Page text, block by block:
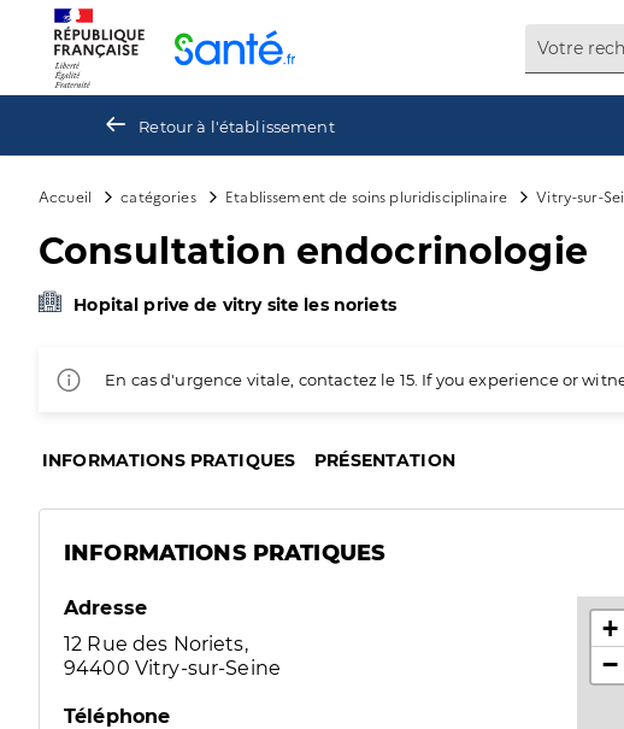
Retour à l'établissement
Accueil catégories Etablissement de soins pluridisciplinaire Vitry-sur-
Consultation endocrinologie
Hopital prive de vitry site les noriets
En cas d'urgence vitale, contactez le 15. If you experience or
INFORMATIONS PRATIQUES PRÉSENTATION
INFORMATIONS PRATIQUES
Adresse
12 Rue des Noriets,
94400 Vitry-sur-Seine
Téléphone
+
−
Panneau de gestion des cookies